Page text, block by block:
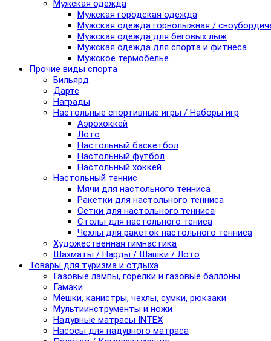
Мужская одежда
Мужская городская одежда
Мужская одежда горнолыжная /
Мужская одежда для беговых лыж
Мужская одежда для спорта и фитнеса
Мужское термобелье
Прочие виды спорта
Бильярд
Дартс
Награды
Настольные спортивные игры / Наборы игр
Аэрохоккей
Лото
Настольный баскетбол
Настольный футбол
Настольный хоккей
Настольный теннис
Мячи для настольного тенниса
Ракетки для настольного тенниса
Сетки для настольного тенниса
Столы для настольного тениса
Чехлы для ракеток настольного тенниса
Художественная гимнастика
Шахматы / Нарды / Шашки / Лото
Товары для туризма и отдыха
Газовые лампы, горелки и газовые баллоны
Гамаки
Мешки, канистры, чехлы, сумки, рюкзаки
Мультиинструменты и ножи
Надувные матрасы INTEX
Насосы для надувного матраса